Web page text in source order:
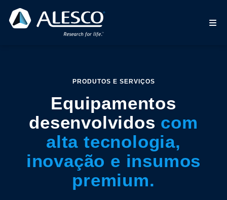
PRODUTOS E SERVIÇOS
Equipamentos
desenvolvidos com
alta tecnologia,
inovação e insumos
premium.